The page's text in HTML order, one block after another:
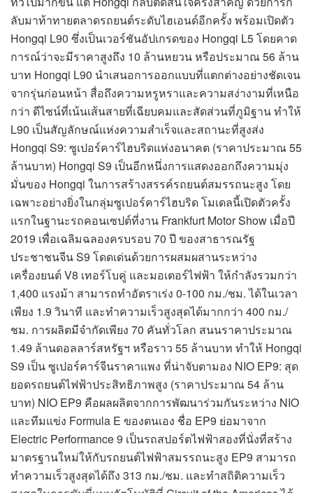
ลับมาท้าทายตลาดรถยนต์ระดับไฮเอนด์อีกครั้ง พร้อมเปิดตัว
Hongqi L90 ซึ่งเป็นเวอร์ชันอัปเกรดของ Hongqi L5 โดยคาด
การณ์ว่าจะมีราคาสูงถึง 10 ล้านหยวน หรือประมาณ 56 ล้าน
บาท Hongqi L90 นำเสนอการออกแบบที่แตกต่างอย่างชัดเจน
จากรุ่นก่อนหน้า สื่อถึงความหรูหราและความสง่างามที่เหนือ
กว่า ดีไซน์ที่เน้นเส้นสายที่เฉียบคมและสัดส่วนที่ภูมิฐาน ทำให้
L90 เป็นสัญลักษณ์แห่งความสำเร็จและสถานะที่สูงส่ง
Hongqi S9: ซูเปอร์คาร์ไฮบริดแห่งอนาคต (ราคาประมาณ 55
ล้านบาท) Hongqi S9 เป็นอีกหนึ่งการแสดงออกถึงความมุ่ง
มั่นของ Hongqi ในการสร้างสรรค์รถยนต์สมรรถนะสูง โดย
เฉพาะอย่างยิ่งในกลุ่มซูเปอร์คาร์ไฮบริด โมเดลนี้เปิดตัวครั้ง
แรกในฐานะรถคอนเซปต์ที่งาน Frankfurt Motor Show เมื่อปี
2019 เพื่อเฉลิมฉลองครบรอบ 70 ปี ของสาธารณรัฐ
ประชาชนจีน S9 โดดเด่นด้วยการผสมผสานระหว่าง
เครื่องยนต์ V8 เทอร์โบคู่ และมอเตอร์ไฟฟ้า ให้กำลังรวมกว่า
1,400 แรงม้า สามารถทำอัตราเร่ง 0-100 กม./ชม. ได้ในเวลา
เพียง 1.9 วินาที และทำความเร็วสูงสุดได้มากกว่า 400 กม./
ชม. การผลิตมีจำกัดเพียง 70 คันทั่วโลก สนนราคาประมาณ
1.49 ล้านดอลลาร์สหรัฐฯ หรือราว 55 ล้านบาท ทำให้ Hongqi
S9 เป็น ซูเปอร์คาร์จีนราคาแพง ที่น่าจับตามอง NIO EP9: สุด
ยอดรถยนต์ไฟฟ้าประสิทธิภาพสูง (ราคาประมาณ 54 ล้าน
บาท) NIO EP9 คือผลผลิตจากการพัฒนาร่วมกันระหว่าง NIO
และทีมแข่ง Formula E ของตนเอง ชื่อ EP9 ย่อมาจาก
Electric Performance 9 เป็นรถสปอร์ตไฟฟ้าสองที่นั่งที่สร้าง
มาตรฐานใหม่ให้กับรถยนต์ไฟฟ้าสมรรถนะสูง EP9 สามารถ
ทำความเร็วสูงสุดได้ถึง 313 กม./ชม. และทำสถิติความเร็ว